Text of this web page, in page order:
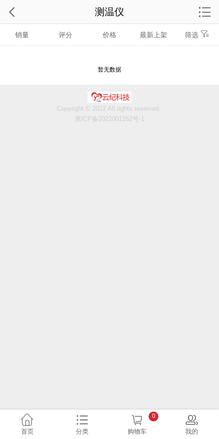
销量 评分 价格 最新上架 筛选
暂无数据
测温仪
Copyright © 2022 All rights reserved.
黑ICP备2022001262号-1
首页 分类 购物车
0
我的